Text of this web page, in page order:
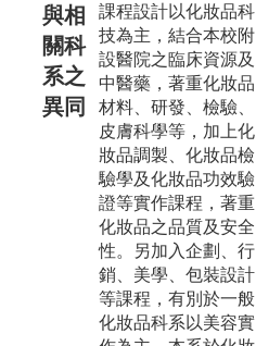
與相
關科
系之
異同
課程設計以化妝品科
技為主，結合本校附
設醫院之臨床資源及
中醫藥，著重化妝品
材料、研發、檢驗、
皮膚科學等，加上化
妝品調製、化妝品檢
驗學及化妝品功效驗
證等實作課程，著重
化妝品之品質及安全
性。另加入企劃、行
銷、美學、包裝設計
等課程，有別於一般
化妝品科系以美容實